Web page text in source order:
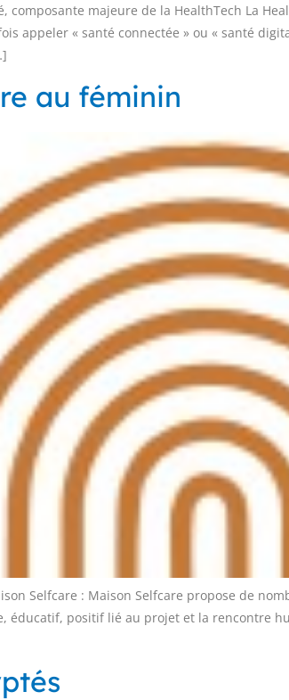
composante majeure de la HealthTech La
appeler « santé connectée » ou « santé
au féminin
Selfcare : Maison Selfcare propose de
éducatif, positif lié au projet et la rencontre